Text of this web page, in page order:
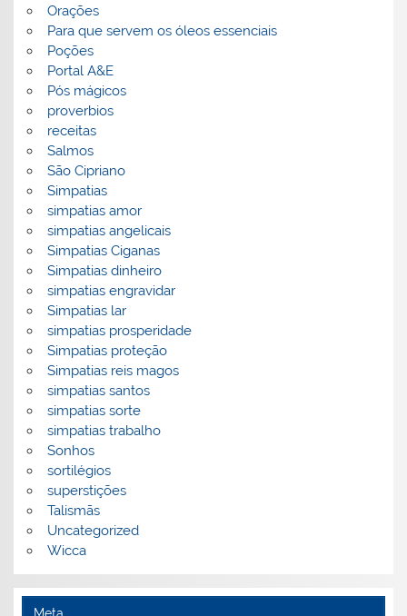
Orações
Para que servem os óleos essenciais
Poções
Portal A&E
Pós mágicos
proverbios
receitas
Salmos
São Cipriano
Simpatias
simpatias amor
simpatias angelicais
Simpatias Ciganas
Simpatias dinheiro
simpatias engravidar
Simpatias lar
simpatias prosperidade
Simpatias proteção
Simpatias reis magos
simpatias santos
simpatias sorte
simpatias trabalho
Sonhos
sortilégios
superstições
Talismãs
Uncategorized
Wicca